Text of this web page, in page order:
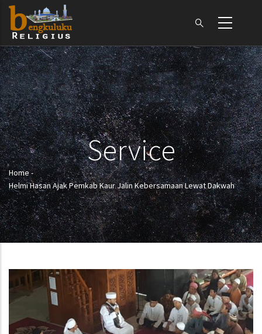
Skip
main
content
Service
Breadcrumb
Home-
Helmi Hasan Ajak Pemkab Kaur Jalin Kebersamaan Lewat Dakwah